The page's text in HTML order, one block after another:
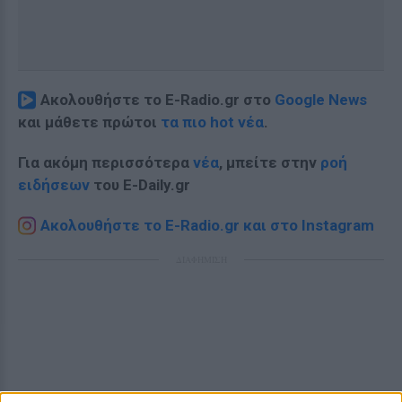
Ακολουθήστε το E-Radio.gr στο Google News
και μάθετε πρώτοι τα πιο hot νέα.
Για ακόμη περισσότερα νέα, μπείτε στην ροή
ειδήσεων του E-Daily.gr
Ακολουθήστε το E-Radio.gr και στο Instagram